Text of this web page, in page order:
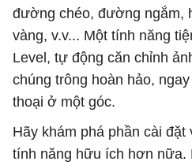
đường chéo, đường ngắm,
vàng, v.v... Một tính năng
Level, tự động căn chỉnh
chúng trông hoàn hảo,
thoại ở một góc.
Hãy khám phá phần cài đặt
tính năng hữu ích hơn nữa.